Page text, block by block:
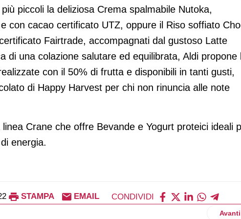
piccoli la deliziosa Crema spalmabile Nutoka,
con cacao certificato UTZ, oppure il Riso soffiato
Fairtrade, accompagnati dal gustoso Latte
di una colazione salutare ed equilibrata, Aldi propone
con il 50% di frutta e disponibili in tanti gusti,
di Happy Harvest per chi non rinuncia alle note
Crane che offre Bevande e Yogurt proteici ideali
energia.
STAMPA EMAIL CONDIVIDI
l’impegno al fianco del Cous Cous Fest Avanti